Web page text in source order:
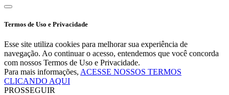
Termos de Uso e Privacidade
Esse site utiliza cookies para melhorar sua experiência de
navegação. Ao continuar o acesso, entendemos que você concorda
com nossos Termos de Uso e Privacidade.
Para mais informações, ACESSE NOSSOS TERMOS
CLICANDO AQUI
PROSSEGUIR